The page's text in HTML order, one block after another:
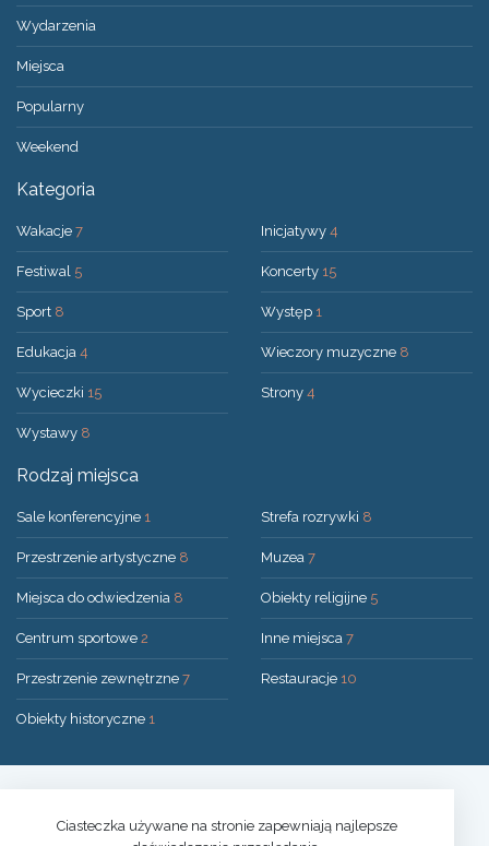
Wydarzenia
Miejsca
Popularny
Weekend
Kategoria
Wakacje 7
Festiwal 5
Sport 8
Edukacja 4
Wycieczki 15
Wystawy 8
Inicjatywy 4
Koncerty 15
Występ 1
Wieczory muzyczne 8
Strony 4
Rodzaj miejsca
Sale konferencyjne 1
Przestrzenie artystyczne 8
Miejsca do odwiedzenia 8
Centrum sportowe 2
Przestrzenie zewnętrzne 7
Obiekty historyczne 1
Strefa rozrywki 8
Muzea 7
Obiekty religijne 5
Inne miejsca 7
Restauracje 10
Ciasteczka używane na stronie zapewniają najlepsze